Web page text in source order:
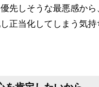
先しそうな最悪感から
正当化してしまう気